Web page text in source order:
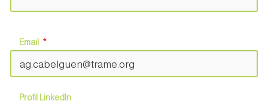
Email
Profil LinkedIn